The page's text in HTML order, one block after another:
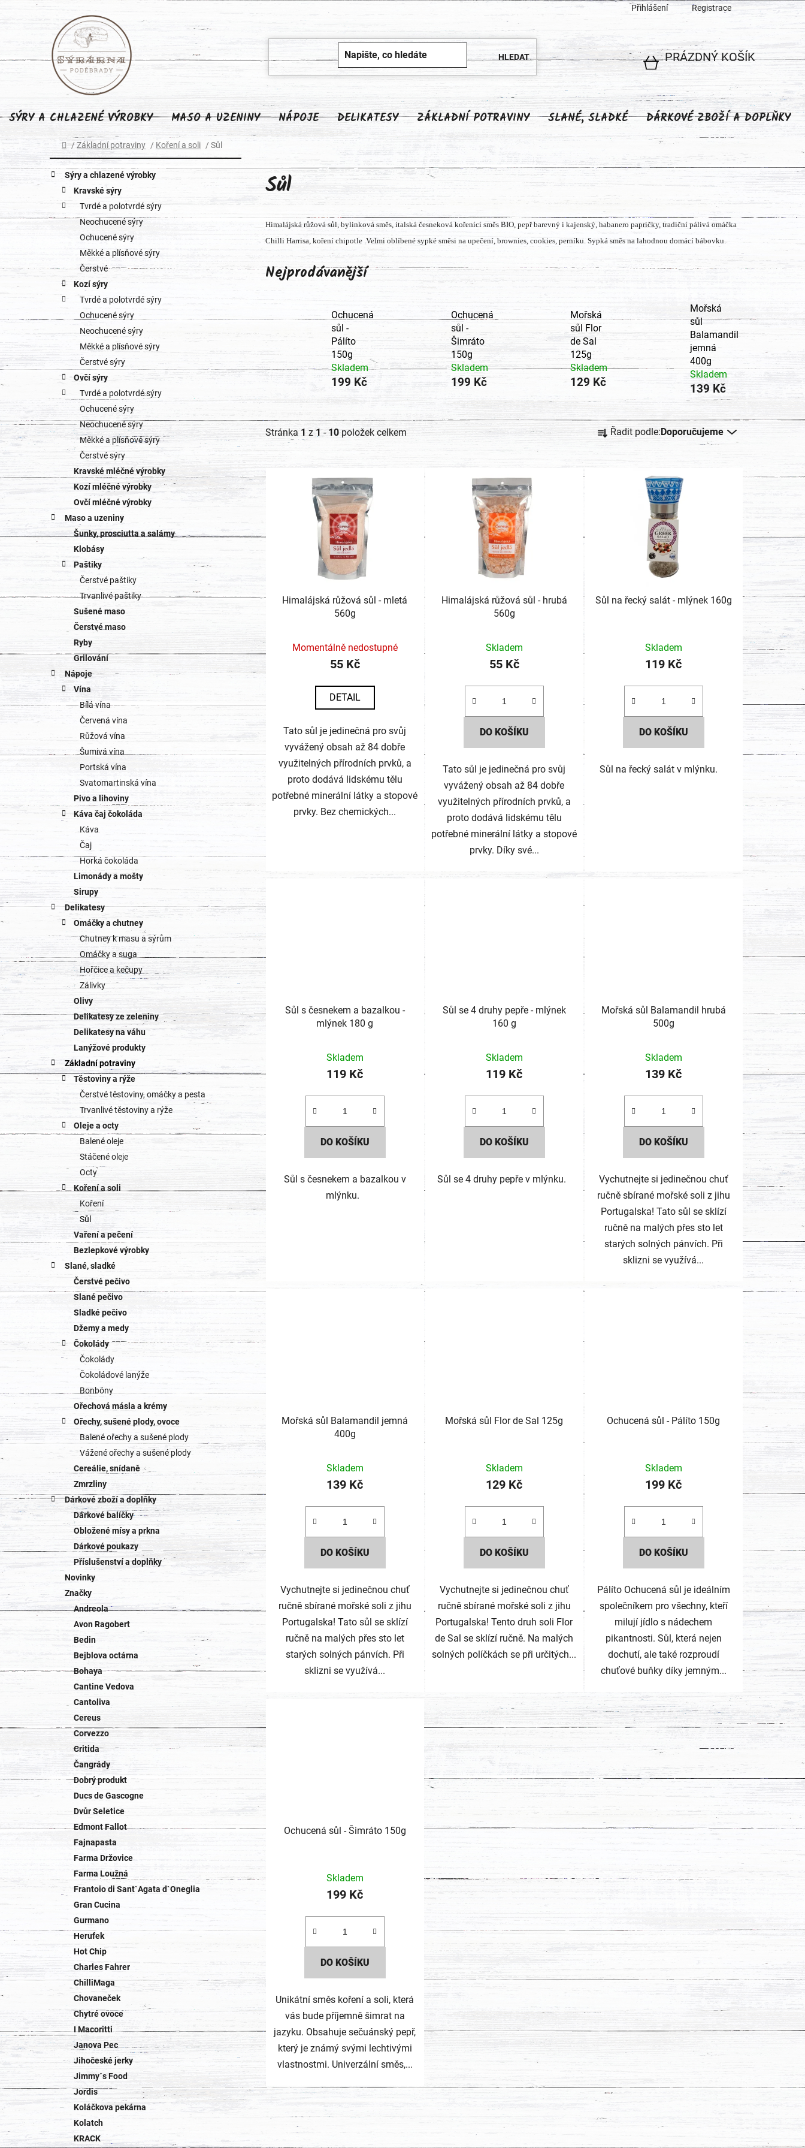
Přihlášení Registrace
NÁKUPNÍ
KOŠÍK
PRÁZDNÝ KOŠÍK
SÝRY A CHLAZENÉ VÝROBKY MASO A UZENINY NÁPOJE DELIKATESY ZÁKLADNÍ POTRAVINY SLANÉ, SLADKÉ DÁRKOVÉ ZBOŽÍ A DOPLŇKY
Domů
/Základní potraviny / Koření a soli /Sůl
P
s
r
a
n
e
l
Přeskočit
kategorie
K
t
o
Sýry a chlazené výrobky
Kravské sýry
Tvrdé a polotvrdé sýry
Neochucené sýry
Ochucené sýry
Měkké a plísňové sýry
Čerstvé
Kozí sýry
Tvrdé a polotvrdé sýry
Ochucené sýry
Neochucené sýry
Měkké a plísňové sýry
Čerstvé sýry
Ovčí sýry
Tvrdé a polotvrdé sýry
Ochucené sýry
Neochucené sýry
Měkké a plísňové sýry
Čerstvé sýry
Kravské mléčné výrobky
Kozí mléčné výrobky
Ovčí mléčné výrobky
Maso a uzeniny
Šunky, prosciutta a salámy
Klobásy
Paštiky
Čerstvé paštiky
Trvanlivé paštiky
Sušené maso
Čerstvé maso
Ryby
Grilování
Nápoje
Vína
Bílá vína
Červená vína
Růžová vína
Šumivá vína
Portská vína
Svatomartinská vína
Pivo a lihoviny
Káva čaj čokoláda
Káva
Čaj
Horká čokoláda
Limonády a mošty
Sirupy
Delikatesy
Omáčky a chutney
Chutney k masu a sýrům
Omáčky a suga
Hořčice a kečupy
Zálivky
Olivy
Delikatesy ze zeleniny
Delikatesy na váhu
Lanýžové produkty
Základní potraviny
Těstoviny a rýže
Čerstvé těstoviny, omáčky a pesta
Trvanlivé těstoviny a rýže
Oleje a octy
Balené oleje
Stáčené oleje
Octy
Koření a soli
Koření
Sůl
Vaření a pečení
Bezlepkové výrobky
Slané, sladké
Čerstvé pečivo
Slané pečivo
Sladké pečivo
Džemy a medy
Čokolády
Čokolády
Čokoládové lanýže
Bonbóny
Ořechová másla a krémy
Ořechy, sušené plody, ovoce
Balené ořechy a sušené plody
Vážené ořechy a sušené plody
Cereálie, snídaně
Zmrzliny
Dárkové zboží a doplňky
Dárkové balíčky
Obložené mísy a prkna
Dárkové poukazy
Příslušenství a doplňky
Novinky
Značky
Andreola
Avon Ragobert
Bedin
Bejblova octárna
Bohaya
Cantine Vedova
Cantoliva
Cereus
Corvezzo
Critida
Čangrády
Dobrý produkt
Ducs de Gascogne
Dvůr Seletice
Edmont Fallot
Fajnapasta
Farma Držovice
Farma Loužná
Frantoio di Sant`Agata d`Oneglia
Gran Cucina
Gurmano
Herufek
Hot Chip
Charles Fahrer
ChilliMaga
Chovaneček
Chytré ovoce
I Macoritti
Janova Pec
Jihočeské jerky
Jimmy´s Food
Jordis
Koláčkova pekárna
Kolatch
KRACK
Sůl
Himalájská růžová sůl, bylinková směs, italská česneková kořenící směs BIO, pepř barevný i kajenský, habanero papričky, tradiční pálivá omáčka
Chilli Harrisa, koření chipotle .Velmi oblíbené sypké směsi na upečení, brownies, cookies, perníku. Sypká směs na lahodnou domácí bábovku.
Nejprodávanější
Ochucená
sůl -
Pálíto
150g
Skladem
199 Kč
Ochucená
sůl -
Šimráto
150g
Skladem
199 Kč
Mořská
sůl Flor
de Sal
125g
Skladem
129 Kč
Mořská
sůl
Balamandil
jemná
400g
Skladem
139 Kč
Stránka 1 z 1- 10položek celkem
Ř
a
r
Řadit podle: Doporučujeme
V
i
o
d
k
ů
Himalájská růžová sůl - mletá
560g
Momentálně nedostupné
55 Kč
DETAIL
Tato sůl je jedinečná pro svůj
vyvážený obsah až 84 dobře
využitelných přírodních prvků, a
proto dodává lidskému tělu
potřebné minerální látky a stopové
prvky. Bez chemických...
Himalájská růžová sůl - hrubá
560g
Skladem
55 Kč
DO KOŠÍKU
Tato sůl je jedinečná pro svůj
vyvážený obsah až 84 dobře
využitelných přírodních prvků, a
proto dodává lidskému tělu
potřebné minerální látky a stopové
prvky. Díky své...
Sůl na řecký salát - mlýnek 160g
Skladem
119 Kč
DO KOŠÍKU
Sůl na řecký salát v mlýnku.
Sůl s česnekem a bazalkou -
mlýnek 180 g
Skladem
119 Kč
DO KOŠÍKU
Sůl s česnekem a bazalkou v
mlýnku.
Sůl se 4 druhy pepře - mlýnek
160 g
Skladem
119 Kč
DO KOŠÍKU
Sůl se 4 druhy pepře v mlýnku.
Mořská sůl Balamandil hrubá
500g
Skladem
139 Kč
DO KOŠÍKU
Vychutnejte si jedinečnou chuť
ručně sbírané mořské soli z jihu
Portugalska! Tato sůl se sklízí
ručně na malých přes sto let
starých solných pánvích. Při
sklizni se využívá...
Mořská sůl Balamandil jemná
400g
Skladem
139 Kč
DO KOŠÍKU
Vychutnejte si jedinečnou chuť
ručně sbírané mořské soli z jihu
Portugalska! Tato sůl se sklízí
ručně na malých přes sto let
starých solných pánvích. Při
sklizni se využívá...
Mořská sůl Flor de Sal 125g
Skladem
129 Kč
DO KOŠÍKU
Vychutnejte si jedinečnou chuť
ručně sbírané mořské soli z jihu
Portugalska! Tento druh soli Flor
de Sal se sklízí ručně. Na malých
solných políčkách se při určitých...
Ochucená sůl - Pálíto 150g
Skladem
199 Kč
DO KOŠÍKU
Pálíto Ochucená sůl je ideálním
společníkem pro všechny, kteří
milují jídlo s nádechem
pikantnosti. Sůl, která nejen
dochutí, ale také rozproudí
chuťové buňky díky jemným...
Ochucená sůl - Šimráto 150g
Skladem
199 Kč
DO KOŠÍKU
Unikátní směs koření a soli, která
vás bude příjemně šimrat na
jazyku. Obsahuje sečuánský pepř,
který je známý svými lechtivými
vlastnostmi. Univerzální směs,...
v